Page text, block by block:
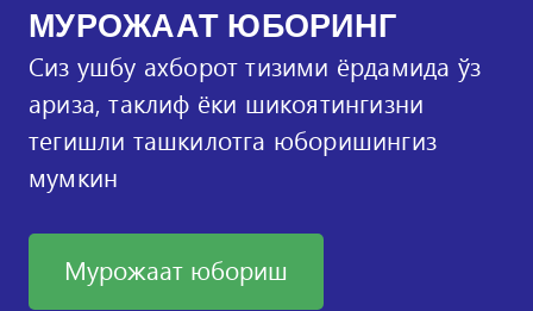
МУРОЖААТ ЮБОРИНГ
Сиз ушбу ахборот тизими ёрдамида ўз
ариза, таклиф ёки шикоятингизни
тегишли ташкилотга юборишингиз
мумкин
Мурожаат юбориш